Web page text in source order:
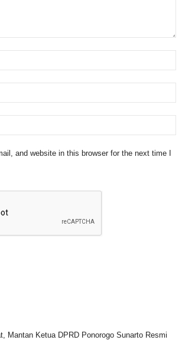
and website in this browser for the next time I
Mantan Ketua DPRD Ponorogo Sunarto Resmi